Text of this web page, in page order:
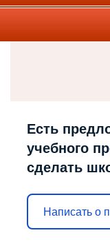
Есть
учебного
сделать
Написать о